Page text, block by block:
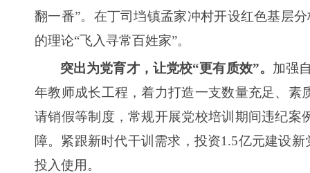
翻一番”。在丁司垱镇孟家冲村开设红色基层
的理论“飞入寻常百姓家”。
突出为党育才，让党校“更有质效”。 加强
年教师成长工程，着力打造一支数量充足、
请销假等制度，常规开展党校培训期间违纪
障。紧跟新时代干训需求，投资1.5亿元建设
投入使用。